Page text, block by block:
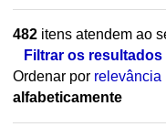
482itens atendem ao
Filtrar os resultados
Ordenar por relevância
alfabeticamente